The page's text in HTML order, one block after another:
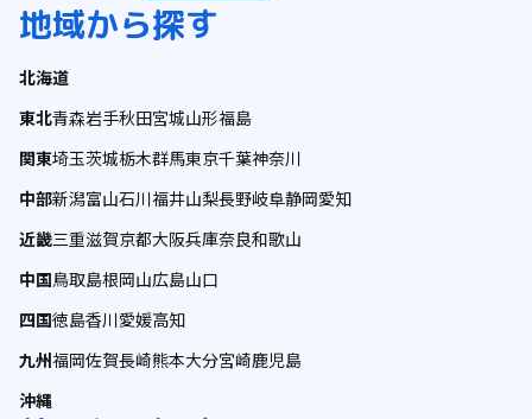
地域から探す
北海道
東北青森岩手秋田宮城山形福島
関東埼玉茨城栃木群馬東京千葉神奈川
中部新潟富山石川福井山梨長野岐阜静岡愛知
近畿三重滋賀京都大阪兵庫奈良和歌山
中国鳥取島根岡山広島山口
四国徳島香川愛媛高知
九州福岡佐賀長崎熊本大分宮崎鹿児島
沖縄